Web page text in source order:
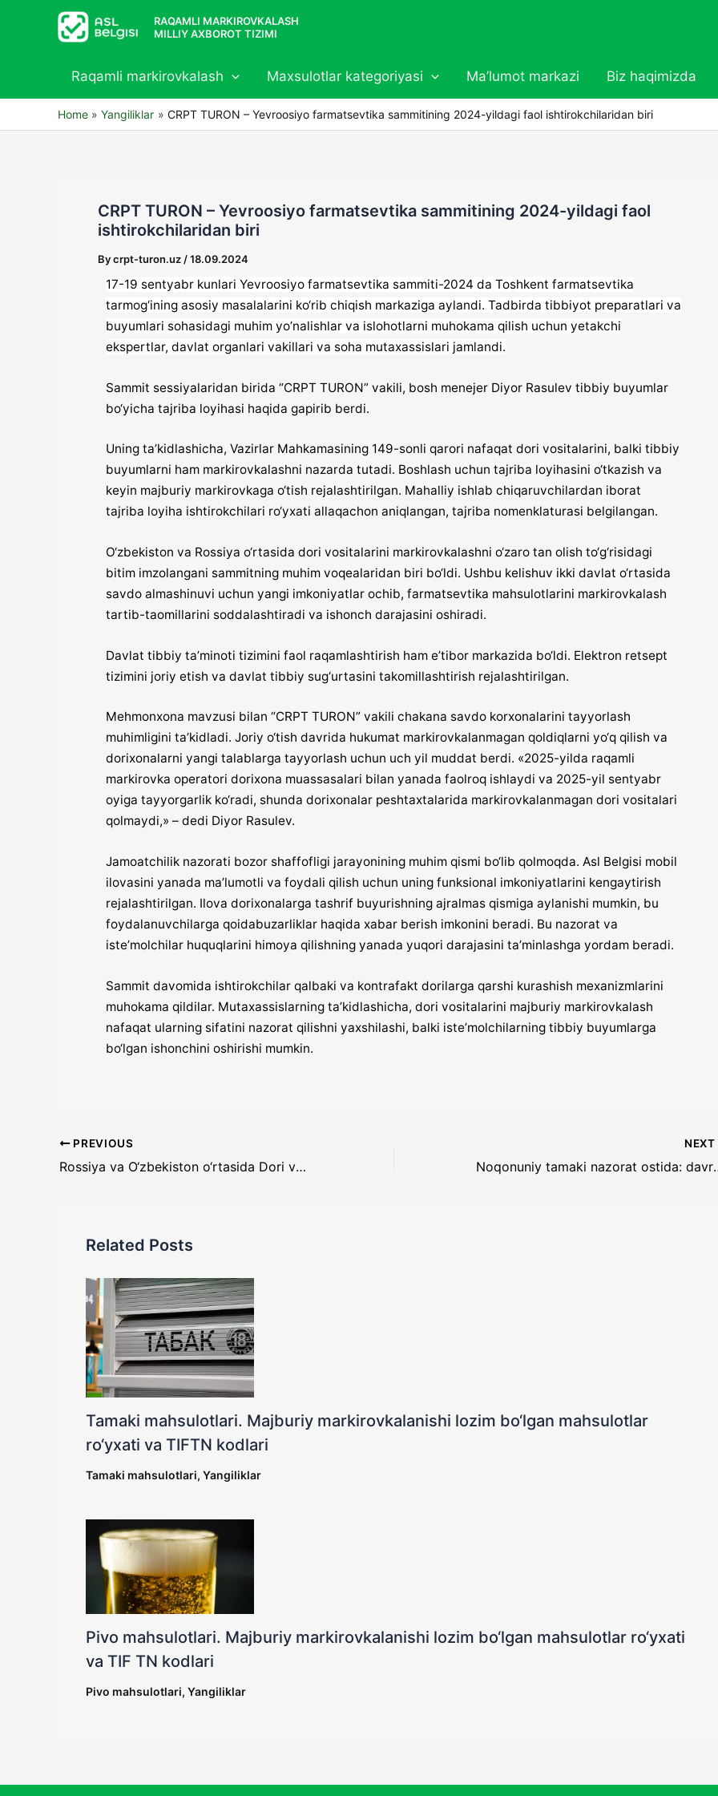
RAQAMLI MARKIROVKALASH
MILLIY AXBOROT TIZIMI
Raqamli markirovkalash Maxsulotlar kategoriyasi Ma’lumot markazi Biz haqimizda
Home Yangiliklar CRPT TURON – Yevroosiyo farmatsevtika sammitining 2024-yildagi faol ishtirokchilaridan biri
CRPT TURON – Yevroosiyo farmatsevtika sammitining 2024-yildagi faol
ishtirokchilaridan biri
Bycrpt-turon.uz /18.09.2024
17-19 sentyabr kunlari Yevroosiyo farmatsevtika sammiti-2024 da Toshkent farmatsevtika
tarmog‘ining asosiy masalalarini ko‘rib chiqish markaziga aylandi. Tadbirda tibbiyot preparatlari va
buyumlari sohasidagi muhim yo’nalishlar va islohotlarni muhokama qilish uchun yetakchi
ekspertlar, davlat organlari vakillari va soha mutaxassislari jamlandi.
Sammit sessiyalaridan birida “CRPT TURON” vakili, bosh menejer Diyor Rasulev tibbiy buyumlar
bo‘yicha tajriba loyihasi haqida gapirib berdi.
Uning ta’kidlashicha, Vazirlar Mahkamasining 149-sonli qarori nafaqat dori vositalarini, balki tibbiy
buyumlarni ham markirovkalashni nazarda tutadi. Boshlash uchun tajriba loyihasini o‘tkazish va
keyin majburiy markirovkaga o‘tish rejalashtirilgan. Mahalliy ishlab chiqaruvchilardan iborat
tajriba loyiha ishtirokchilari ro‘yxati allaqachon aniqlangan, tajriba nomenklaturasi belgilangan.
O‘zbekiston va Rossiya o‘rtasida dori vositalarini markirovkalashni o‘zaro tan olish to‘g‘risidagi
bitim imzolangani sammitning muhim voqealaridan biri bo‘ldi. Ushbu kelishuv ikki davlat o‘rtasida
savdo almashinuvi uchun yangi imkoniyatlar ochib, farmatsevtika mahsulotlarini markirovkalash
tartib-taomillarini soddalashtiradi va ishonch darajasini oshiradi.
Davlat tibbiy ta’minoti tizimini faol raqamlashtirish ham e’tibor markazida bo‘ldi. Elektron retsept
tizimini joriy etish va davlat tibbiy sug‘urtasini takomillashtirish rejalashtirilgan.
Mehmonxona mavzusi bilan “CRPT TURON” vakili chakana savdo korxonalarini tayyorlash
muhimligini ta’kidladi. Joriy o‘tish davrida hukumat markirovkalanmagan qoldiqlarni yo‘q qilish va
dorixonalarni yangi talablarga tayyorlash uchun uch yil muddat berdi. «2025-yilda raqamli
markirovka operatori dorixona muassasalari bilan yanada faolroq ishlaydi va 2025-yil sentyabr
oyiga tayyorgarlik ko‘radi, shunda dorixonalar peshtaxtalarida markirovkalanmagan dori vositalari
qolmaydi,» – dedi Diyor Rasulev.
Jamoatchilik nazorati bozor shaffofligi jarayonining muhim qismi bo‘lib qolmoqda. Asl Belgisi mobil
ilovasini yanada ma’lumotli va foydali qilish uchun uning funksional imkoniyatlarini kengaytirish
rejalashtirilgan. Ilova dorixonalarga tashrif buyurishning ajralmas qismiga aylanishi mumkin, bu
foydalanuvchilarga qoidabuzarliklar haqida xabar berish imkonini beradi. Bu nazorat va
iste’molchilar huquqlarini himoya qilishning yanada yuqori darajasini ta’minlashga yordam beradi.
Sammit davomida ishtirokchilar qalbaki va kontrafakt dorilarga qarshi kurashish mexanizmlarini
muhokama qildilar. Mutaxassislarning ta’kidlashicha, dori vositalarini majburiy markirovkalash
nafaqat ularning sifatini nazorat qilishni yaxshilashi, balki iste’molchilarning tibbiy buyumlarga
bo‘lgan ishonchini oshirishi mumkin.
PREVIOUS
Rossiya va O‘zbekiston o‘rtasida Dori vositalarini markirovka kodlarini o‘zaro almashish to‘g‘risida bitim imzolandi
NEXT
Noqonuniy
Related Posts
Tamaki mahsulotlari. Majburiy markirovkalanishi lozim bo‘lgan mahsulotlar
ro‘yxati va TIFTN kodlari
Tamaki mahsulotlari, Yangiliklar
Pivo mahsulotlari. Majburiy markirovkalanishi lozim bo‘lgan mahsulotlar ro‘yxati
va TIF TN kodlari
Pivo mahsulotlari, Yangiliklar